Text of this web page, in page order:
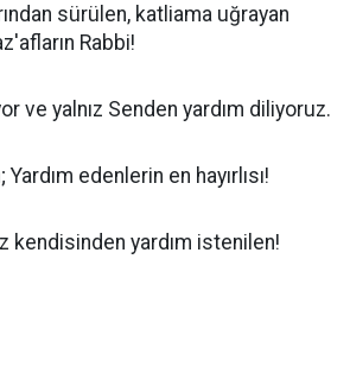
sürülen, katliama uğrayan
Rabbi!
ve yalnız Senden yardım diliyoruz.
edenlerin en hayırlısı!
kendisinden yardım istenilen!